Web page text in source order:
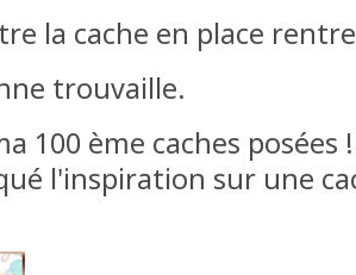
la cache en place
trouvaille.
100 ème caches posées
l'inspiration sur une